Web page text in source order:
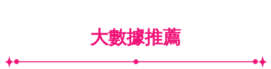
大數據推薦